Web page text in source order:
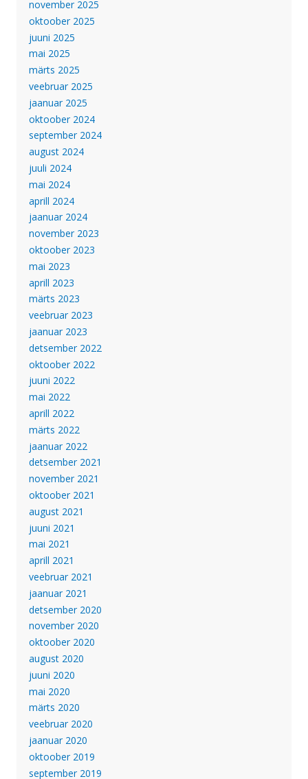
november 2025
oktoober 2025
juuni 2025
mai 2025
märts 2025
veebruar 2025
jaanuar 2025
oktoober 2024
september 2024
august 2024
juuli 2024
mai 2024
aprill 2024
jaanuar 2024
november 2023
oktoober 2023
mai 2023
aprill 2023
märts 2023
veebruar 2023
jaanuar 2023
detsember 2022
oktoober 2022
juuni 2022
mai 2022
aprill 2022
märts 2022
jaanuar 2022
detsember 2021
november 2021
oktoober 2021
august 2021
juuni 2021
mai 2021
aprill 2021
veebruar 2021
jaanuar 2021
detsember 2020
november 2020
oktoober 2020
august 2020
juuni 2020
mai 2020
märts 2020
veebruar 2020
jaanuar 2020
oktoober 2019
september 2019